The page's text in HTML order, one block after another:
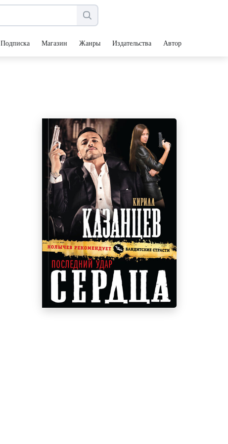
Подписка Магазин Жанры Издательства Авторы